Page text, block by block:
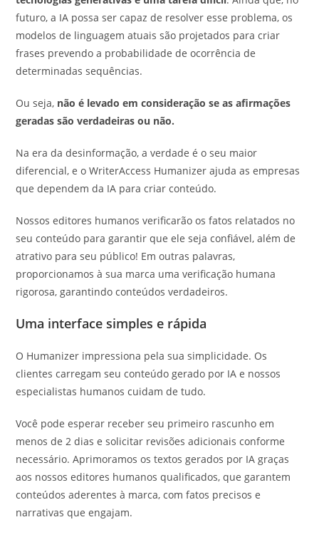
futuro, a IA possa ser capaz de resolver esse problema, os
modelos de linguagem atuais são projetados para criar
frases prevendo a probabilidade de ocorrência de
determinadas sequências.
Ou seja, não é levado em consideração se as afirmações
geradas são verdadeiras ou não.
Na era da desinformação, a verdade é o seu maior
diferencial, e o WriterAccess Humanizer ajuda as empresas
que dependem da IA para criar conteúdo.
Nossos editores humanos verificarão os fatos relatados no
seu conteúdo para garantir que ele seja confiável, além de
atrativo para seu público! Em outras palavras,
proporcionamos à sua marca uma verificação humana
rigorosa, garantindo conteúdos verdadeiros.
Uma interface simples e rápida
O Humanizer impressiona pela sua simplicidade. Os
clientes carregam seu conteúdo gerado por IA e nossos
especialistas humanos cuidam de tudo.
Você pode esperar receber seu primeiro rascunho em
menos de 2 dias e solicitar revisões adicionais conforme
necessário. Aprimoramos os textos gerados por IA graças
aos nossos editores humanos qualificados, que garantem
conteúdos aderentes à marca, com fatos precisos e
narrativas que engajam.